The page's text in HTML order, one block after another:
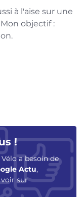
à l'aise sur une
objectif :
!
a besoin de
Actu,
voir sur